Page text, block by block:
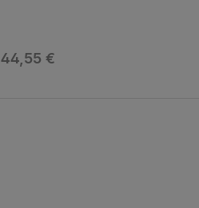
Regulärer Preis:
44,55 €